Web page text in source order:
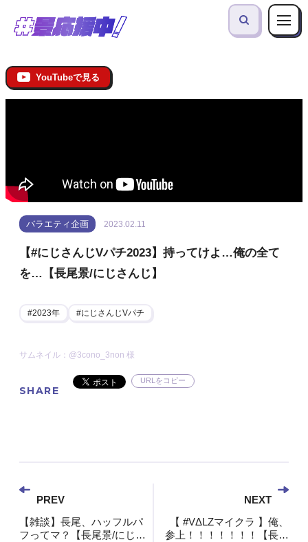
YouTubeで見る
バラエティ企画 2023.02.11
【#にじさんじVパチ2023】持ってけよ…俺の全て
を…【長尾景/にじさんじ】
2023年 にじさんじVパチ
サムネイル：@3cono_3non 様
SHARE
URLをコピー
PREV
【雑談】長尾、ハッフルパ
フってマ？【長尾景/にじさ
NEXT
【 #VΔLZマイクラ 】俺、
参上！！！！！！！【長尾